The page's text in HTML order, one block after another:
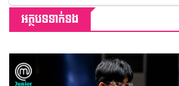
អត្ថបទទាក់ទង